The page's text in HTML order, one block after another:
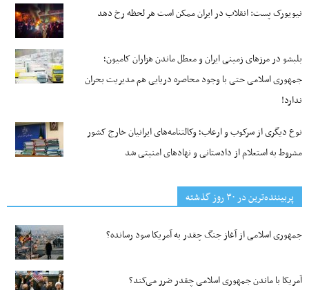
نیویورک پست: انقلاب در ایران ممکن است هر لحظه رخ دهد
بلبشو در مرزهای زمینی ایران و معطل ماندن هزاران کامیون؛
جمهوری اسلامی حتی با وجود محاصره دریایی هم مدیریت بحران
ندارد!
نوع دیگری از سرکوب و ارعاب؛ وکالتنامه‌های ایرانیان خارج کشور
مشروط به استعلام از دادستانی و نهادهای امنیتی شد
پربیننده‌ترین‌ در ۳۰ روز گذشته
جمهوری اسلامی از آغاز جنگ چقدر به آمریکا سود رسانده؟
آمریکا با ماندن جمهوری اسلامی چقدر ضرر می‌کند؟